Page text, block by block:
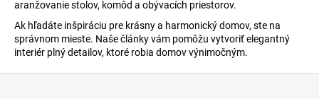
aranžovanie stolov, komôd a obývacích priestorov.
Ak hľadáte inšpiráciu pre krásny a harmonický domov, ste na
správnom mieste. Naše články vám pomôžu vytvoriť elegantný
interiér plný detailov, ktoré robia domov výnimočným.
u
j
e
t